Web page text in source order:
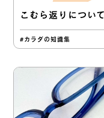
こむら返りについて
#カラダの知識集